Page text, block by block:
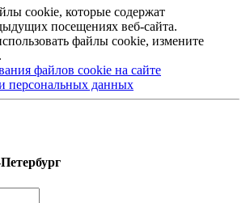
cookie, которые содержат
посещениях веб-сайта.
файлы cookie, измените
файлов cookie на сайте
персональных данных